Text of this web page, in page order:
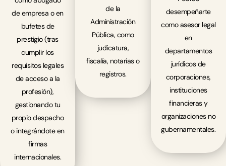
de empresa o en
bufetes de
prestigio (tras
cumplir los
requisitos legales
de acceso a la
profesión),
gestionando tu
propio despacho
o integrándote en
firmas
internacionales.
de la
Administración
Pública, como
judicatura,
fiscalía, notarías o
registros.
desempeñarte
como asesor legal
en
departamentos
jurídicos de
corporaciones,
instituciones
financieras y
organizaciones no
gubernamentales.
Prácticas
incluye
Programa
Mentoring
Dobles